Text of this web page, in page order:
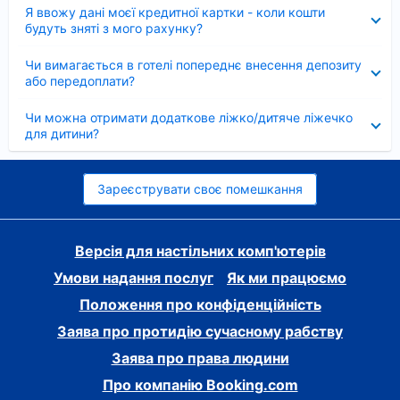
Я ввожу дані моєї кредитної картки - коли кошти
будуть зняті з мого рахунку?
Чи вимагається в готелі попереднє внесення депозиту
або передоплати?
Чи можна отримати додаткове ліжко/дитяче ліжечко
для дитини?
Зареєструвати своє помешкання
Версія для настільних комп'ютерів
Умови надання послуг
Як ми працюємо
Положення про конфіденційність
Заява про протидію сучасному рабству
Заява про права людини
Про компанію Booking.com